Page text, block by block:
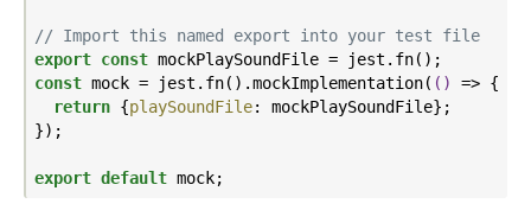
// Import this named export into your test file
export const
const mock = jest.fn().mockImplementation( () => {
return {playSoundFile: mockPlaySoundFile};
});
export default